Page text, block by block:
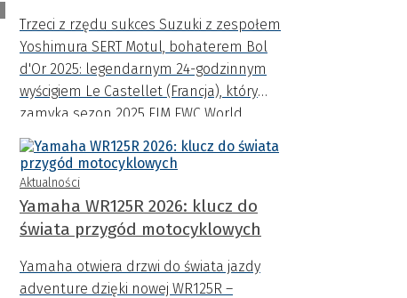
Trzeci z rzędu sukces Suzuki z zespołem
Yoshimura SERT Motul, bohaterem Bol
d'Or 2025: legendarnym 24-godzinnym
wyścigiem Le Castellet (Francja), który
zamyka sezon 2025 FIM EWC World
Endurance Championship.
Aktualności
Yamaha WR125R 2026: klucz do
świata przygód motocyklowych
Yamaha otwiera drzwi do świata jazdy
adventure dzięki nowej WR125R –